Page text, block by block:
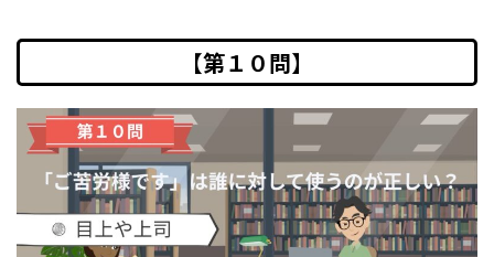
【第１０問】